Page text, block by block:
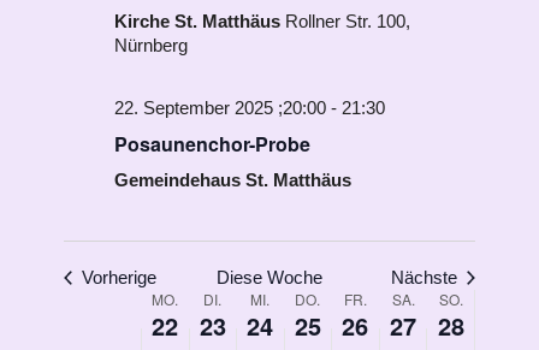
Kirche St. Matthäus Rollner Str. 100,
Nürnberg
22. September 2025 ;20:00 - 21:30
Posaunenchor-Probe
Gemeindehaus St. Matthäus
Vorherige Diese Woche Nächste
Woche
MO.
22
DI.
23
MI.
24
DO.
25
FR.
26
SA.
27
SO.
28
06:00
07:00